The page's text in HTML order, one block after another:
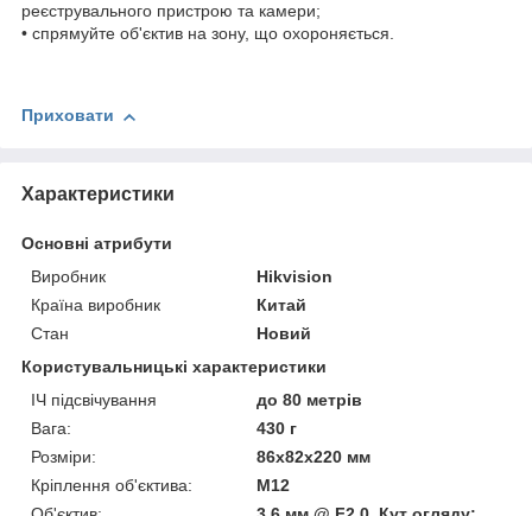
реєструвального пристрою та камери;
• спрямуйте об'єктив на зону, що охороняється.
Приховати
Характеристики
Основні атрибути
Виробник
Hikvision
Країна виробник
Китай
Стан
Новий
Користувальницькі характеристики
ІЧ підсвічування
до 80 метрів
Вага:
430 г
Розміри:
86х82х220 мм
Кріплення об'єктива:
М12